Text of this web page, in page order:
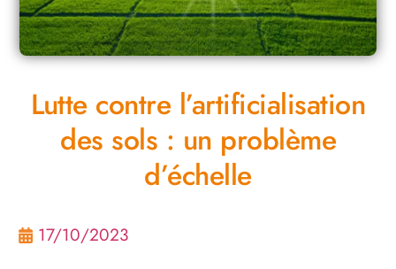
Lutte contre l’artificialisation
des sols : un problème
d’échelle
17/10/2023